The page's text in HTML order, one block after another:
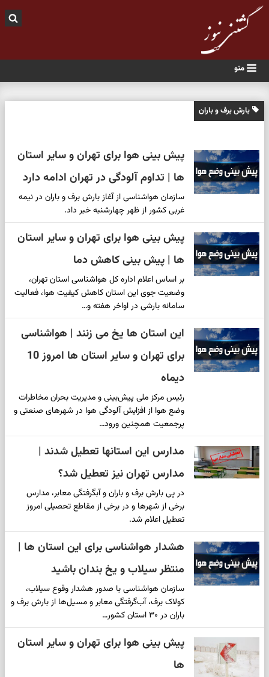
منو
بارش برف و باران
پیش بینی هوا برای تهران و سایر استان
ها | تداوم آلودگی در تهران ادامه دارد
سازمان هواشناسی از آغاز بارش برف و باران در نیمه
غربی کشور از ظهر چهارشنبه خبر داد.
پیش بینی هوا برای تهران و سایر استان
ها | پیش بینی کاهش دما
بر اساس اعلام اداره کل هواشناسی استان تهران،
وضعیت جوی این استان کاهش کیفیت هوا، فعالیت
سامانه بارشی در اواخر هفته و…
این استان ها یخ می زنند | هواشناسی
برای تهران و سایر استان ها امروز 10
دیماه
رئیس مرکز ملی پیش‌بینی و مدیریت بحران مخاطرات
وضع هوا از افزایش آلودگی هوا در شهرهای صنعتی و
پرجمعیت همچنین ورود…
مدارس این استانها تعطیل شدند |
مدارس تهران نیز تعطیل شد؟
در پی بارش برف و باران و آبگرفتگی معابر، مدارس
برخی از شهرها و در برخی از مقاطع تحصیلی امروز
تعطیل اعلام شد.
هشدار هواشناسی برای این استان ها |
منتظر سیلاب و یخ بندان باشید
سازمان هواشناسی با صدور هشدار وقوع سیلاب،
کولاک برف، آب‌گرفتگی معابر و مسیل‌ها از بارش برف و
باران در ۳۰ استان کشور…
پیش بینی هوا برای تهران و سایر استان
ها